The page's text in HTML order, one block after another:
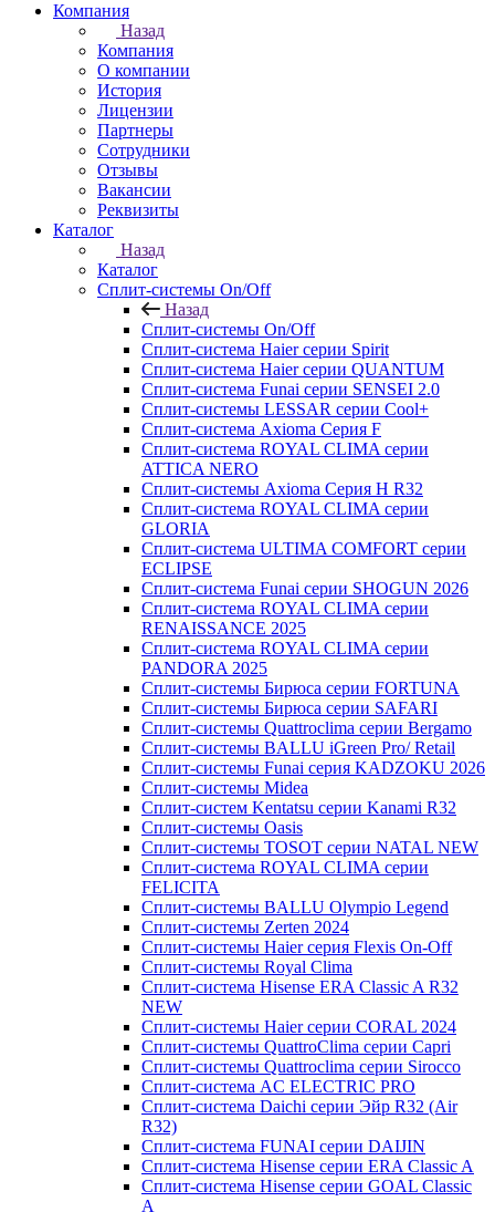
Компания
Назад
Компания
О компании
История
Лицензии
Партнеры
Сотрудники
Отзывы
Вакансии
Реквизиты
Каталог
Назад
Каталог
Сплит-системы On/Off
Назад
Сплит-системы On/Off
Сплит-система Haier серии Spirit
Сплит-система Haier серии QUANTUM
Сплит-система Funai серии SENSEI 2.0
Сплит-системы LESSAR серии Cool+
Сплит-система Axioma Серия F
Сплит-система ROYAL CLIMA серии
ATTICA NERO
Сплит-системы Axioma Серия H R32
Сплит-система ROYAL CLIMA серии
GLORIA
Сплит-система ULTIMA COMFORT серии
ECLIPSE
Сплит-система Funai серии SHOGUN 2026
Сплит-система ROYAL CLIMA серии
RENAISSANCE 2025
Сплит-система ROYAL CLIMA серии
PANDORA 2025
Сплит-системы Бирюса серии FORTUNA
Сплит-системы Бирюса серии SAFARI
Сплит-системы Quattroclima серии Bergamo
Сплит-системы BALLU iGreen Pro/ Retail
Сплит-системы Funai серия KADZOKU 2026
Сплит-системы Midea
Сплит-систем Kentatsu серии Kanami R32
Сплит-системы Oasis
Сплит-системы TOSOT серии NATAL NEW
Сплит-система ROYAL CLIMA серии
FELICITA
Сплит-системы BALLU Olympio Legend
Сплит-системы Zerten 2024
Сплит-системы Haier серия Flexis On-Off
Сплит-системы Royal Clima
Сплит-система Hisense ERA Classic A R32
NEW
Сплит-системы Haier cерии CORAL 2024
Сплит-системы QuattroClima серии Capri
Сплит-системы Quattroclima серии Sirocco
Сплит-система AC ELECTRIC PRO
Сплит-система Daichi серии Эйр R32 (Air
R32)
Сплит-система FUNAI серии DAIJIN
Сплит-система Hisense серии ERA Classic A
Сплит-система Hisense серии GOAL Classic
A